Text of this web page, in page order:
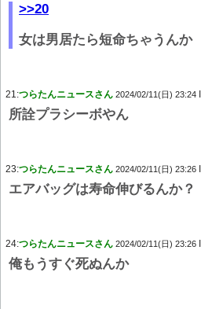
>>20
女は男居たら短命ちゃうんか
21:つらたんニュースさん 2024/02/11(日) 23:24
所詮プラシーボやん
23:つらたんニュースさん 2024/02/11(日) 23:26
エアバッグは寿命伸びるんか？
24:つらたんニュースさん 2024/02/11(日) 23:26
俺もうすぐ死ぬんか